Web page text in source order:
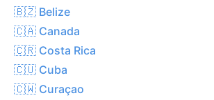
🇧🇿 Belize
🇨🇦 Canada
🇨🇷 Costa Rica
🇨🇺 Cuba
🇨🇼 Curaçao